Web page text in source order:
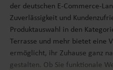
der deutschen E-Commerce-
Zuverlässigkeit und
Produktauswahl in den
Terrasse und mehr bietet eine
ermöglicht, ihr Zuhause ganz
gestalten. Ob Sie funktionale